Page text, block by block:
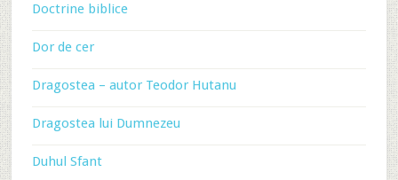
Doctrine biblice
Dor de cer
Dragostea – autor Teodor Hutanu
Dragostea lui Dumnezeu
Duhul Sfant